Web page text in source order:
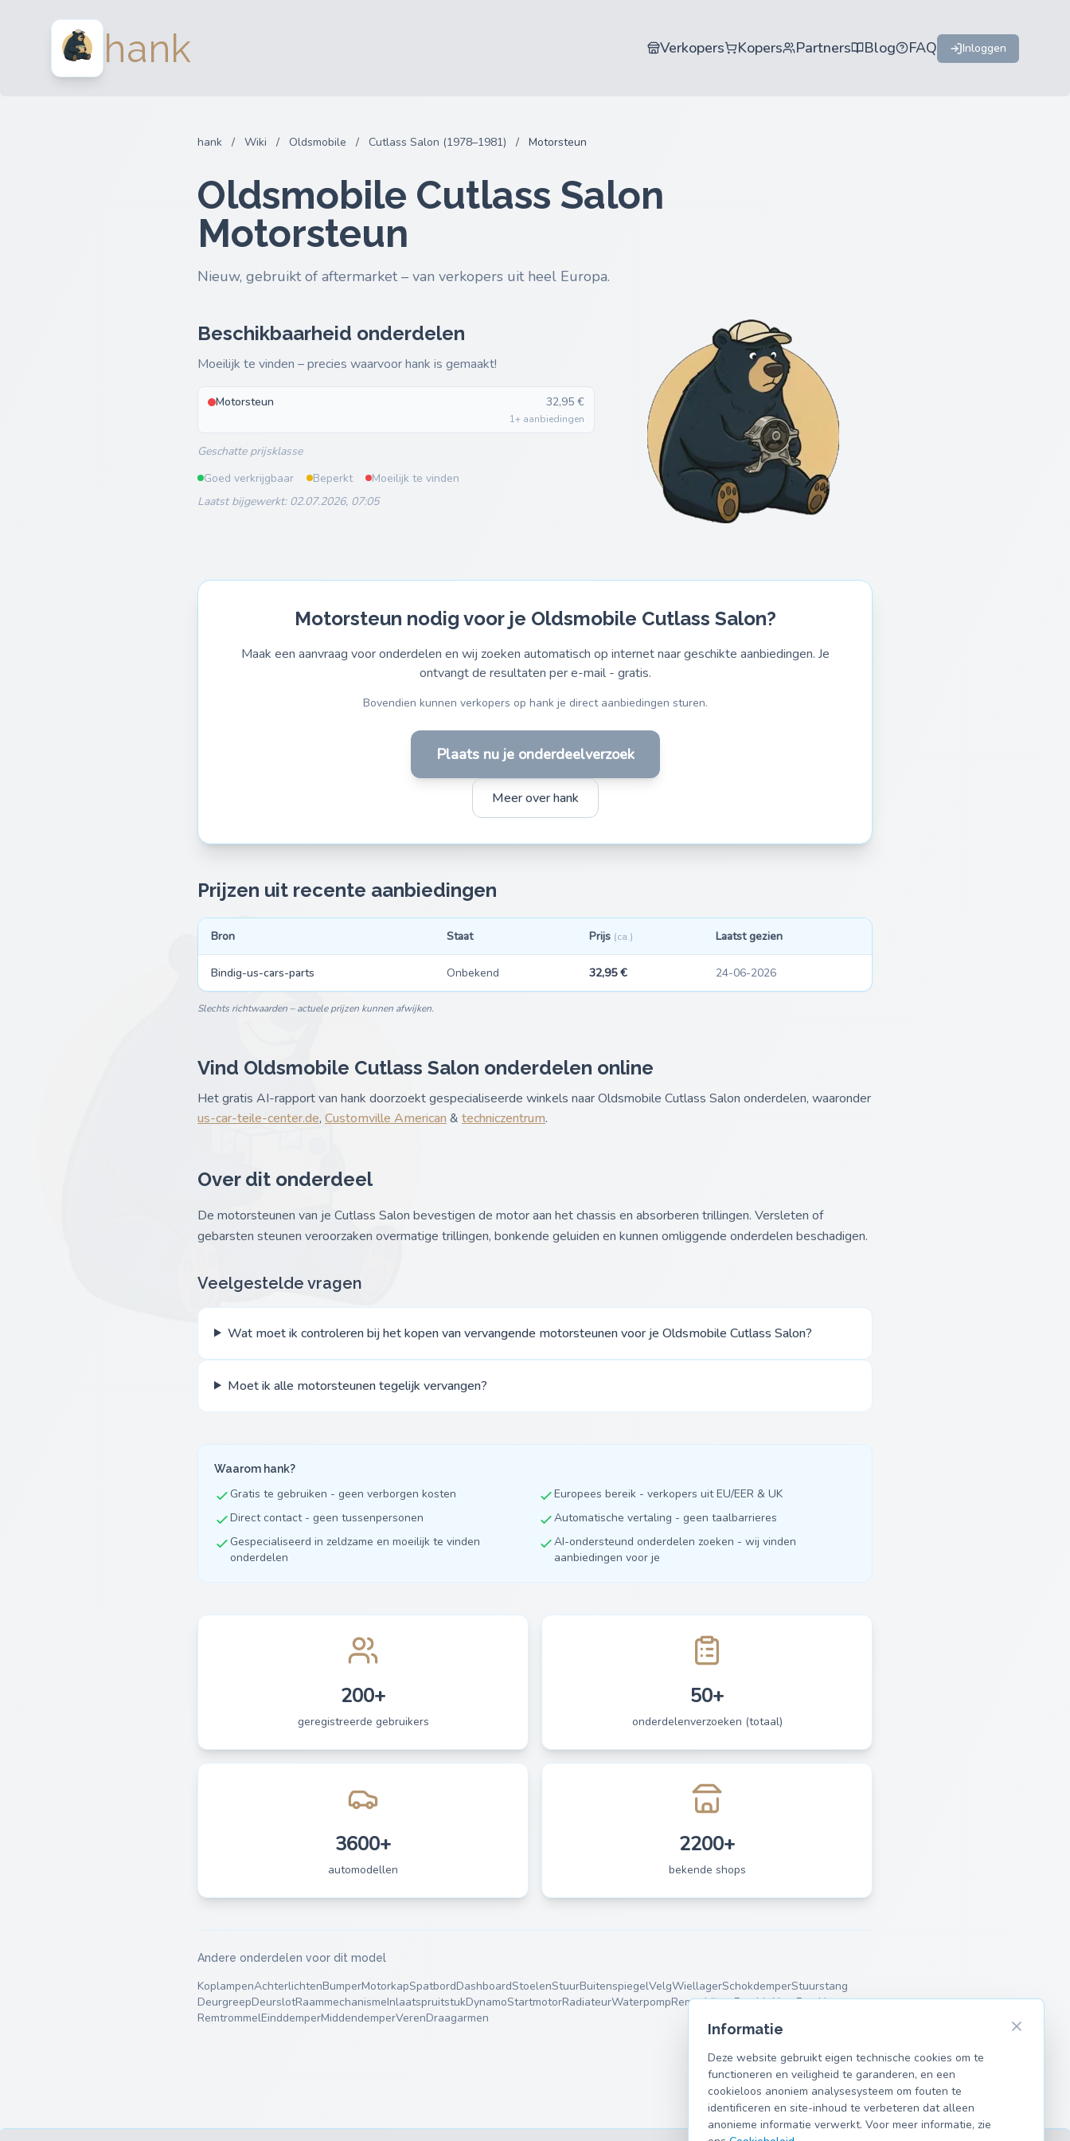
hank Verkopers Kopers Partners Blog FAQ Inloggen
hank / Wiki / Oldsmobile / Cutlass Salon (1978–1981) / Motorsteun
Oldsmobile Cutlass Salon
Motorsteun
Nieuw, gebruikt of aftermarket – van verkopers uit heel Europa.
Beschikbaarheid onderdelen
Moeilijk te vinden – precies waarvoor hank is gemaakt!
Motorsteun 32,95 €
1+ aanbiedingen
Geschatte prijsklasse
Goed verkrijgbaar
Beperkt
Moeilijk te vinden
Laatst bijgewerkt: 02.07.2026, 07:05
Motorsteun nodig voor je Oldsmobile Cutlass Salon?
Maak een aanvraag voor onderdelen en wij zoeken automatisch op internet naar geschikte aanbiedingen. Je
ontvangt de resultaten per e-mail - gratis.
Bovendien kunnen verkopers op hank je direct aanbiedingen sturen.
Plaats nu je onderdeelverzoek
Meer over hank
Prijzen uit recente aanbiedingen
Bron Staat Prijs (ca.) Laatst gezien
Bindig-us-cars-parts Onbekend 32,95 € 24-06-2026
Slechts richtwaarden – actuele prijzen kunnen afwijken.
Vind Oldsmobile Cutlass Salon onderdelen online
Het gratis AI-rapport van hank doorzoekt gespecialiseerde winkels naar Oldsmobile Cutlass Salon onderdelen, waaronder
us-car-teile-center.de, Customville American & techniczentrum.
Over dit onderdeel
De motorsteunen van je Cutlass Salon bevestigen de motor aan het chassis en absorberen trillingen. Versleten of
gebarsten steunen veroorzaken overmatige trillingen, bonkende geluiden en kunnen omliggende onderdelen beschadigen.
Veelgestelde vragen
Wat moet ik controleren bij het kopen van vervangende motorsteunen voor je Oldsmobile Cutlass Salon?
Moet ik alle motorsteunen tegelijk vervangen?
Waarom hank?
Gratis te gebruiken - geen verborgen kosten
Europees bereik - verkopers uit EU/EER & UK
Direct contact - geen tussenpersonen
Automatische vertaling - geen taalbarrieres
Gespecialiseerd in zeldzame en moeilijk te vinden
onderdelen
AI-ondersteund onderdelen zoeken - wij vinden
aanbiedingen voor je
200+
geregistreerde gebruikers
50+
onderdelenverzoeken (totaal)
3600+
automodellen
2200+
bekende shops
Andere onderdelen voor dit model
KoplampenAchterlichtenBumperMotorkapSpatbordDashboardStoelenStuurBuitenspiegelVelgWiellagerSchokdemperStuurstang
DeurgreepDeurslotRaammechanismeInlaatspruitstukDynamoStartmotorRadiateurWaterpompRemschijvenRemblokkenRemklauw
RemtrommelEinddemperMiddendemperVerenDraagarmen
Informatie
Deze website gebruikt eigen technische cookies om te
functioneren en veiligheid te garanderen, en een
cookieloos anoniem analysesysteem om fouten te
identificeren en site-inhoud te verbeteren dat alleen
anonieme informatie verwerkt. Voor meer informatie, zie